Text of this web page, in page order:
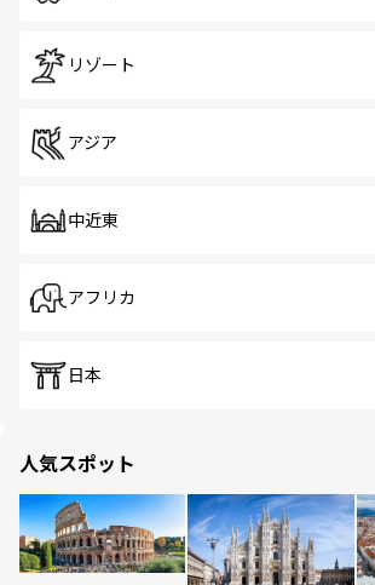
リゾート
アジア
中近東
アフリカ
日本
人気スポット